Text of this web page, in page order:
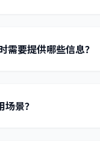
需要提供哪些信息？
景？